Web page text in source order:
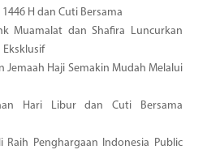
H dan Cuti Bersama
Muamalat dan Shafira Luncurkan
Jemaah Haji Semakin Mudah Melalui
Hari Libur dan Cuti Bersama
Raih Penghargaan Indonesia Public